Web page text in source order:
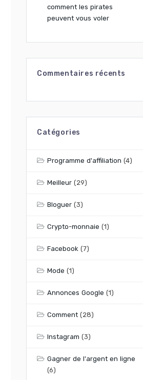
comment les pirates
peuvent vous voler
Commentaires récents
Catégories
Programme d'affiliation (4)
Meilleur (29)
Bloguer (3)
Crypto-monnaie (1)
Facebook (7)
Mode (1)
Annonces Google (1)
Comment (28)
Instagram (3)
Gagner de l'argent en ligne
(6)